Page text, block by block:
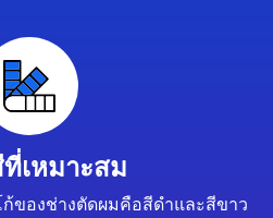
ที่เหมาะสม
ของช่างตัดผมคือสีดำและสีขาว